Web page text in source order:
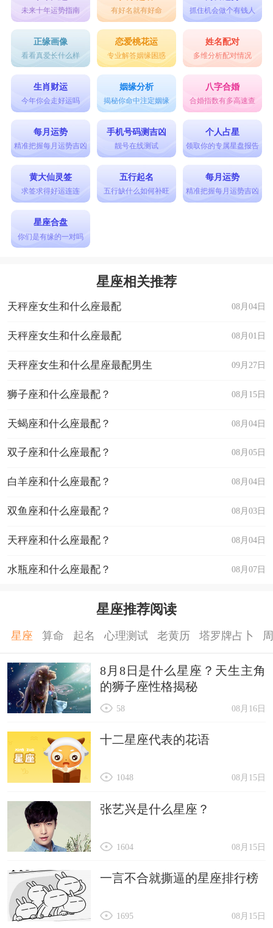
未来十年运势指南 有好名就有好命 抓住机会做个有钱人
正缘画像
看看真爱长什么样
恋爱桃花运
专业解答姻缘困惑
姓名配对
多维分析配对情况
生肖财运
今年你会走好运吗
姻缘分析
揭秘你命中注定姻缘
八字合婚
合婚指数有多高速查
每月运势
精准把握每月运势吉凶
手机号码测吉凶
靓号在线测试
个人占星
领取你的专属星盘报告
黄大仙灵签
求签求得好运连连
五行起名
五行缺什么如何补旺
每月运势
精准把握每月运势吉凶
星座合盘
你们是有缘的一对吗
星座相关推荐
08月04日
天秤座女生和什么座最配
08月01日
天秤座女生和什么座最配
09月27日
天秤座女生和什么星座最配男生
08月15日
狮子座和什么座最配？
08月04日
天蝎座和什么座最配？
08月05日
双子座和什么座最配？
08月04日
白羊座和什么座最配？
08月03日
双鱼座和什么座最配？
08月04日
天秤座和什么座最配？
08月07日
水瓶座和什么座最配？
星座推荐阅读
星座 算命 起名 心理测试 老黄历 塔罗牌占卜
8月8日是什么星座？天生主角
的狮子座性格揭秘
08月16日
58
十二星座代表的花语
08月15日
1048
张艺兴是什么星座？
08月15日
1604
一言不合就撕逼的星座排行榜
08月15日
1695